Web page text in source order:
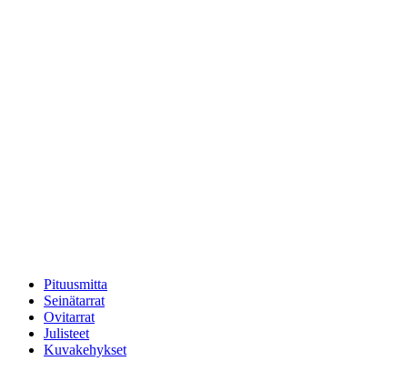
Pituusmitta
Seinätarrat
Ovitarrat
Julisteet
Kuvakehykset